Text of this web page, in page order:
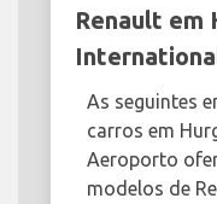
Renault em
As seguintes
carros em
Aeroporto
modelos de